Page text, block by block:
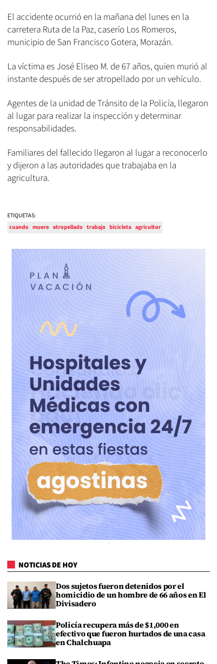
El accidente ocurrió en la mañana del lunes en la
carretera Ruta de la Paz, caserío Los Romeros,
municipio de San Francisco Gotera, Morazán.
La víctima es José Eliseo M. de 67 años, quien murió al
instante después de ser atropellado por un vehículo.
Agentes de la unidad de Tránsito de la Policía, llegaron
al lugar para realizar la inspección y determinar
responsabilidades.
Familiares del fallecido llegaron al lugar a reconocerlo
y dijeron a las autoridades que trabajaba en la
agricultura.
ETIQUETAS:
cuando muere atropellado trabajo bicicleta agricultor
NOTICIAS DE HOY
Dos sujetos fueron detenidos por el
homicidio de un hombre de 66 años en El
Divisadero
Policía recupera más de $1,000 en
efectivo que fueron hurtados de una casa
en Chalchuapa